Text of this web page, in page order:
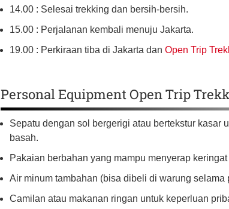
14.00 : Selesai trekking dan bersih-bersih.
15.00 : Perjalanan kembali menuju Jakarta.
19.00 : Perkiraan tiba di Jakarta dan Open Trip
Personal Equipment Open Trip
Sepatu dengan sol bergerigi atau bertekstur kasar
basah.
Pakaian berbahan yang mampu menyerap
Air minum tambahan (bisa dibeli di warung selama
Camilan atau makanan ringan untuk keperluan